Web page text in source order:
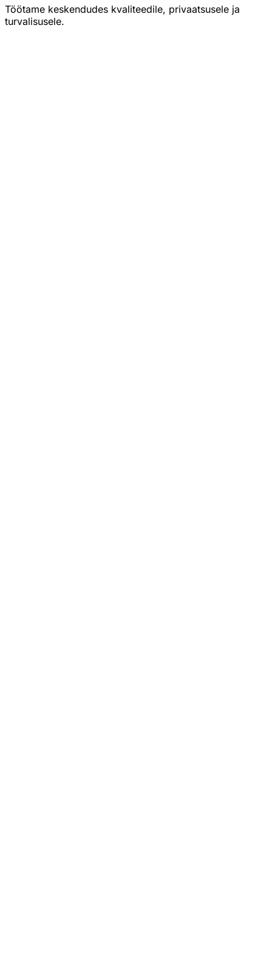
Töötame keskendudes kvaliteedile, privaatsusele ja
turvalisusele.